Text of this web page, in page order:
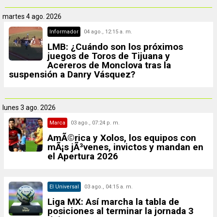
martes 4 ago. 2026
Informador 04 ago., 12:15 a. m.
LMB: ¿Cuándo son los próximos
juegos de Toros de Tijuana y
Acereros de Monclova tras la
suspensión a Danry Vásquez?
lunes 3 ago. 2026
Marca 03 ago., 07:24 p. m.
AmÃ©rica y Xolos, los equipos con
mÃ¡s jÃ³venes, invictos y mandan en
el Apertura 2026
El Universal 03 ago., 04:15 a. m.
Liga MX: Así marcha la tabla de
posiciones al terminar la jornada 3